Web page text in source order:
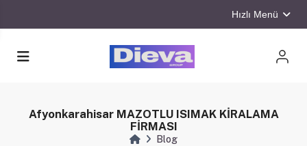
Hızlı Menü
Afyonkarahisar MAZOTLU ISIMAK KİRALAMA
FİRMASI
Blog